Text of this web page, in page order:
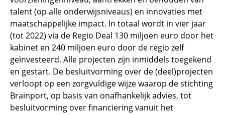
talent (op alle onderwijsniveaus) en innovaties met
maatschappelijke impact. In totaal wordt in vier jaar
(tot 2022) via de Regio Deal 130 miljoen euro door het
kabinet en 240 miljoen euro door de regio zelf
geïnvesteerd. Alle projecten zijn inmiddels toegekend
en gestart. De besluitvorming over de (deel)projecten
verloopt op een zorgvuldige wijze waarop de stichting
Brainport, op basis van onafhankelijk advies, tot
besluitvorming over financiering vanuit het